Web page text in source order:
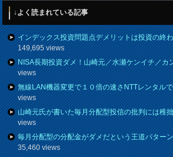
↓よく読まれている記事
インデックス投資問題点デメリットは投資の終
149,695 views
NISA長期投資ダメ！山崎元／水瀬ケンイチ／カ
views
無線LAN機器変更で１０倍の速さNTTレンタル
views
山崎元氏が書いた毎月分配型投信の批判には稚
views
毎月分配型の分配金がダメだという王道パター
35,460 views